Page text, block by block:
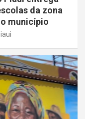
da zona
município